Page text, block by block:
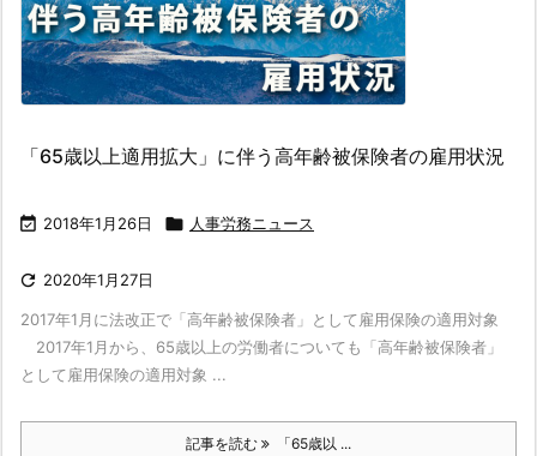
「65歳以上適用拡大」に伴う高年齢被保険者の雇用状況
 2018年1月26日  人事労務ニュース
 2020年1月27日
2017年1月に法改正で「高年齢被保険者」として雇用保険の適用対象
2017年1月から、65歳以上の労働者についても「高年齢被保険者」
として雇用保険の適用対象 ...
記事を読む 「65歳以 ...